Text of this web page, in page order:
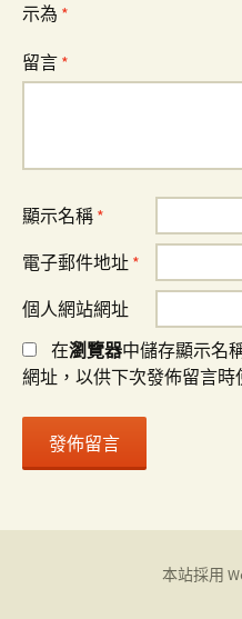
示為 *
留言 *
顯示名稱 *
電子郵件地址 *
個人網站網址
在瀏覽器中儲存顯示名
網址，以供下次發佈留言時
本站採用